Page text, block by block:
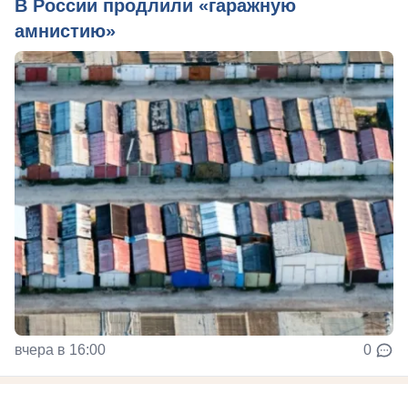
В России продлили «гаражную
амнистию»
вчера в 16:00 0